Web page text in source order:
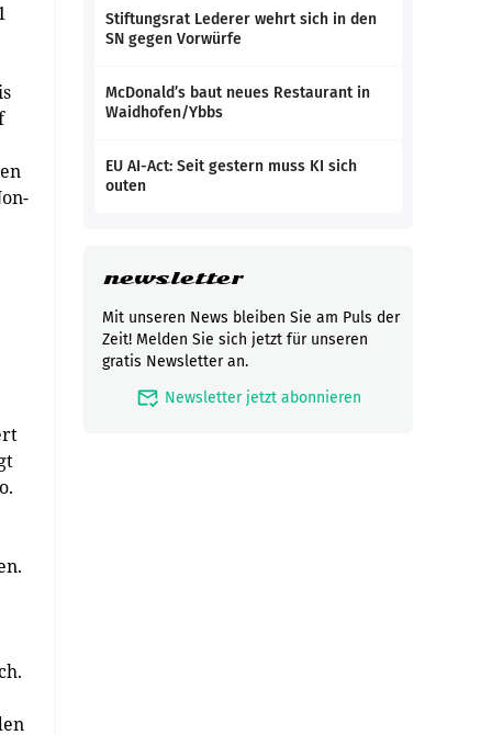
Stiftungsrat Lederer wehrt sich in den
SN gegen Vorwürfe
McDonald’s baut neues Restaurant in
Waidhofen/Ybbs
EU AI-Act: Seit gestern muss KI sich
outen
newsletter
Mit unseren News bleiben Sie am Puls der
Zeit! Melden Sie sich jetzt für unseren
gratis Newsletter an.
mark_email_read Newsletter jetzt abonnieren